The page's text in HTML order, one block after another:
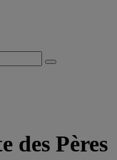
des Pères